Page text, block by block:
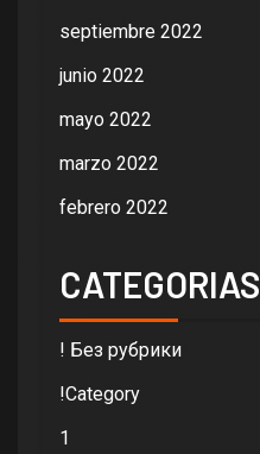
septiembre 2022
junio 2022
mayo 2022
marzo 2022
febrero 2022
CATEGORIAS
! Без рубрики
!Category
1